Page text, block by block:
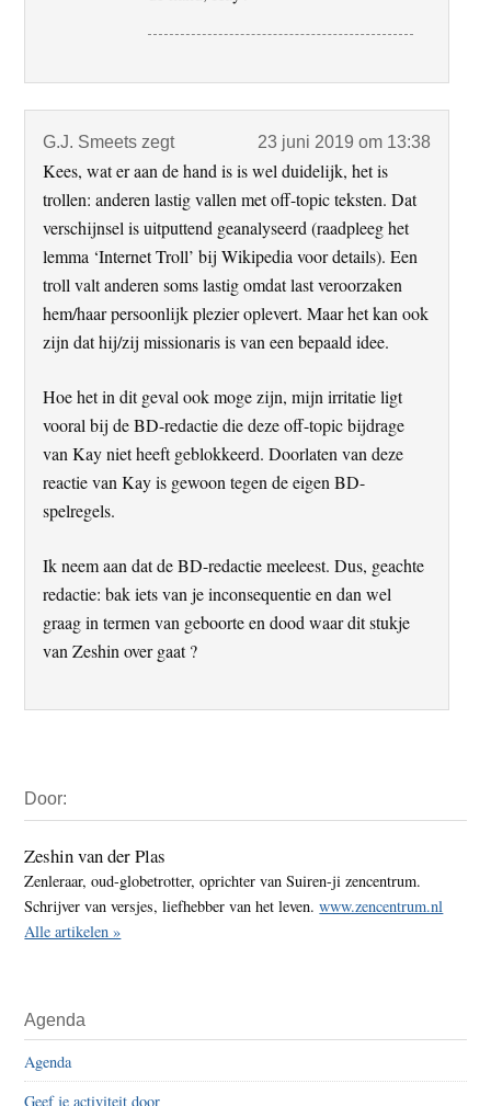
G.J. Smeets zegt 23 juni 2019 om 13:38
Kees, wat er aan de hand is is wel duidelijk, het is
trollen: anderen lastig vallen met off-topic teksten. Dat
verschijnsel is uitputtend geanalyseerd (raadpleeg het
lemma ‘Internet Troll’ bij Wikipedia voor details). Een
troll valt anderen soms lastig omdat last veroorzaken
hem/haar persoonlijk plezier oplevert. Maar het kan ook
zijn dat hij/zij missionaris is van een bepaald idee.
Hoe het in dit geval ook moge zijn, mijn irritatie ligt
vooral bij de BD-redactie die deze off-topic bijdrage
van Kay niet heeft geblokkeerd. Doorlaten van deze
reactie van Kay is gewoon tegen de eigen BD-
spelregels.
Ik neem aan dat de BD-redactie meeleest. Dus, geachte
redactie: bak iets van je inconsequentie en dan wel
graag in termen van geboorte en dood waar dit stukje
van Zeshin over gaat ?
Sidebar
Door:
Zeshin van der Plas
Zenleraar, oud-globetrotter, oprichter van Suiren-ji zencentrum.
Schrijver van versjes, liefhebber van het leven.www.zencentrum.nl
Alle artikelen »
Agenda
Agenda
Geef je activiteit door